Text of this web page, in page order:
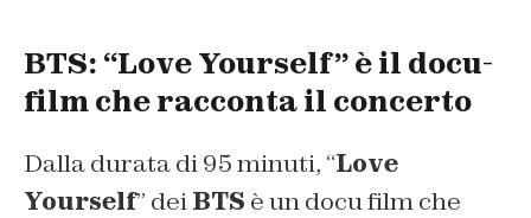
BTS: “Love Yourself” è il docu-
film che racconta il concerto
Dalla durata di 95 minuti, “Love
Yourself” deiBTS è un docu film che